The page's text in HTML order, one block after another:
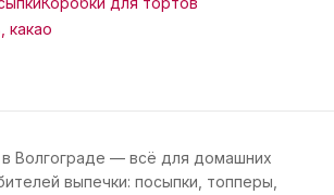
какао
Волгограде — всё для домашних
выпечки: посыпки, топперы,